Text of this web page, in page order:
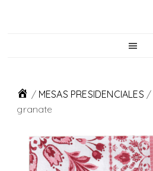
/ MESAS PRESIDENCIALES /
granate